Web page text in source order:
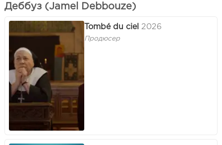
Деббуз (Jamel Debbouze)
Tombé du ciel 2026
Продюсер